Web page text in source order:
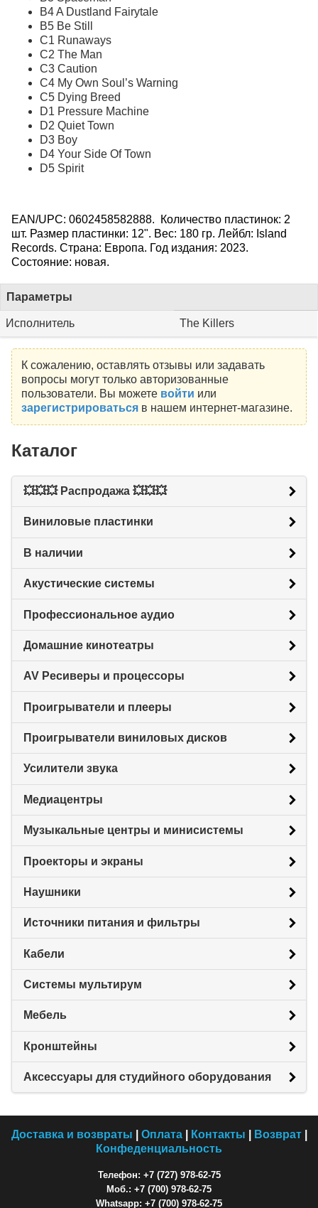
B4 A Dustland Fairytale
B5 Be Still
C1 Runaways
C2 The Man
C3 Caution
C4 My Own Soul’s Warning
C5 Dying Breed
D1 Pressure Machine
D2 Quiet Town
D3 Boy
D4 Your Side Of Town
D5 Spirit
EAN/UPC: 0602458582888. Количество пластинок: 2
шт. Размер пластинки: 12". Вес: 180 гр. Лейбл: Island
Records. Страна: Европа. Год издания: 2023.
Состояние: новая.
Параметры
Исполнитель The Killers
К сожалению, оставлять отзывы или задавать
вопросы могут только авторизованные
пользователи. Вы можете войти или
зарегистрироватьсяв нашем интернет-магазине.
Каталог
💥💥💥 Распродажа 💥💥💥
Виниловые пластинки
В наличии
Акустические системы
Профессиональное аудио
Домашние кинотеатры
AV Ресиверы и процессоры
Проигрыватели и плееры
Проигрыватели виниловых дисков
Усилители звука
Медиацентры
Музыкальные центры и минисистемы
Проекторы и экраны
Наушники
Источники питания и фильтры
Кабели
Системы мультирум
Мебель
Кронштейны
Аксессуары для студийного оборудования
Доставка и возвраты Оплата| Контакты Возврат|
Конфеденциальность
Телефон: +7 (727) 978-62-75
Моб.: +7 (700) 978-62-75
Whatsapp: +7 (700) 978-62-75